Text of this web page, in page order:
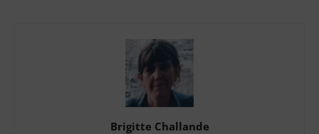
Brigitte Challande